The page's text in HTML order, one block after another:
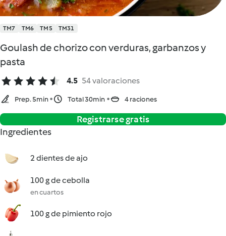
TM7 TM6 TM5 TM31
Goulash de chorizo con verduras, garbanzos y
pasta
4.5 54 valoraciones
Prep. 5min Total 30min 4 raciones
Registrarse gratis
Ingredientes
2 dientes de ajo
100 g de cebolla
en cuartos
100 g de pimiento rojo